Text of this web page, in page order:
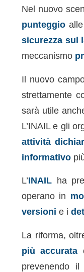
Nel nuovo
punteggioalle
sicurezza sul
meccanismo
Il nuovo
strettamente
sarà utile
L’INAIL e gli
attività
informativo
L’INAILha
operano in
versioni e i
La riforma,
più accurata
prevenendo